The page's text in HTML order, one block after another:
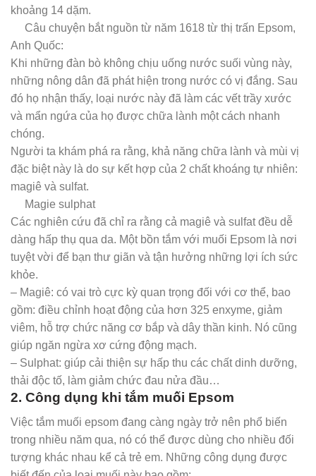
khoảng 14 dặm.
Câu chuyện bắt nguồn từ năm 1618 từ thị trấn Epsom,
Anh Quốc:
Khi những đàn bò không chịu uống nước suối vùng này,
những nông dân đã phát hiện trong nước có vị đắng. Sau
đó họ nhận thấy, loại nước này đã làm các vết trầy xước
và mẩn ngứa của họ được chữa lành một cách nhanh
chóng.
Người ta khám phá ra rằng, khả năng chữa lành và mùi vị
đặc biệt này là do sự kết hợp của 2 chất khoáng tự nhiên:
magiê và sulfat.
Magie sulphat
Các nghiên cứu đã chỉ ra rằng cả magiê và sulfat đều dễ
dàng hấp thụ qua da. Một bồn tắm với muối Epsom là nơi
tuyệt vời để bạn thư giãn và tận hưởng những lợi ích sức
khỏe.
– Magiê: có vai trò cực kỳ quan trọng đối với cơ thể, bao
gồm: điều chỉnh hoạt động của hơn 325 enxyme, giảm
viêm, hỗ trợ chức năng cơ bắp và dây thần kinh. Nó cũng
giúp ngăn ngừa xơ cứng động mạch.
– Sulphat: giúp cải thiện sự hấp thu các chất dinh dưỡng,
thải độc tố, làm giảm chức đau nửa đầu…
2. Công dụng khi tắm muối Epsom
Việc tắm muối epsom đang càng ngày trở nên phổ biến
trong nhiều năm qua, nó có thể được dùng cho nhiều đối
tượng khác nhau kể cả trẻ em. Những công dụng được